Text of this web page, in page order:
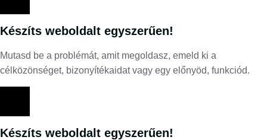
Készíts weboldalt egyszerűen!
Mutasd be a problémát, amit megoldasz, emeld ki a
célközönséget, bizonyítékaidat vagy egy előnyöd, funkciód.
Készíts weboldalt egyszerűen!